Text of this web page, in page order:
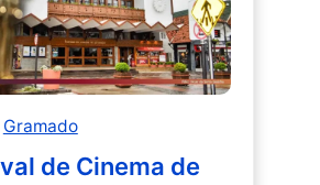
Gramado
de Cinema de